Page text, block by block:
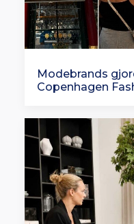
Modebrands
Copenhagen